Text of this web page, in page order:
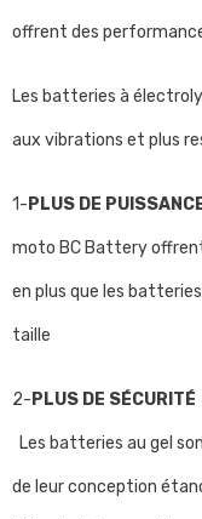
offrent des
Les batteries à
aux vibrations et plus
1- PLUS DE
moto BC Battery
en plus que les
taille
2- PLUS DE SÉCURITÉ
Les batteries au gel
de leur conception